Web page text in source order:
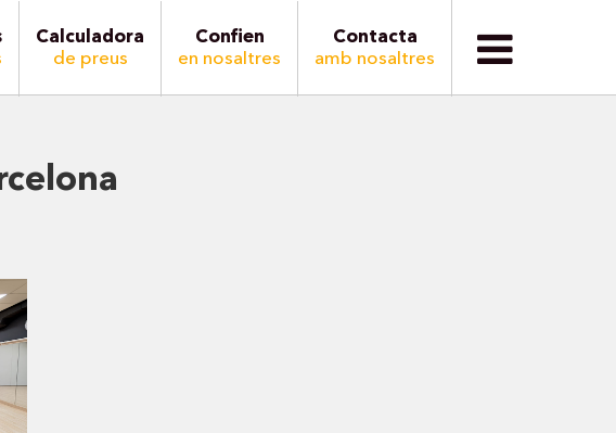
Calculadora
de preus
Confien
en nosaltres
Contacta
amb nosaltres